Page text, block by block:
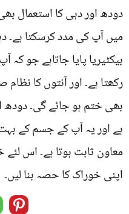
دودھ اور دہی کا استعمال
میں آپ کی مدد کرسکتا ہے۔
بیکٹیریا پایا جاتاہے جو
رکھتا ہے۔ اور آنتوں کا
بھی ختم ہو جائے گی۔ دودھ
ہے اور یہ آپ کے جسم کے
معاون ثابت ہوتا ہے۔ اس
اپنی خوراک کا حصہ بنا لیں۔